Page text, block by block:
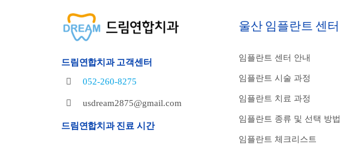
드림연합치과 고객센터
052-260-8275
usdream2875@gmail.com
드림연합치과 진료 시간
울산 임플란트 센터
임플란트 센터 안내
임플란트 시술 과정
임플란트 치료 과정
임플란트 종류 및 선택 방법
임플란트 체크리스트